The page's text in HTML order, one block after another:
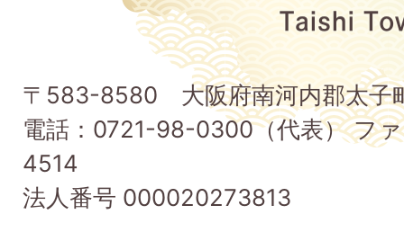
町
Taishi
Town
〒583-8580 大阪府南河内郡太子
電話：0721-98-0300（代表） フ
4514
法人番号 000020273813